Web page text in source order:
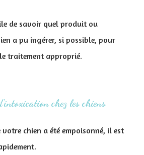
de savoir quel produit ou
a pu ingérer, si possible, pour
traitement approprié.
chez les chiens
votre chien a été empoisonné, il est